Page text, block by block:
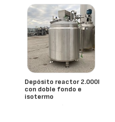
Depósito reactor 2.000l
con doble fondo e
isotermo
- España